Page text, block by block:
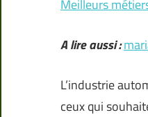
Meilleurs
A lire aussi :
L’industrie
ceux qui